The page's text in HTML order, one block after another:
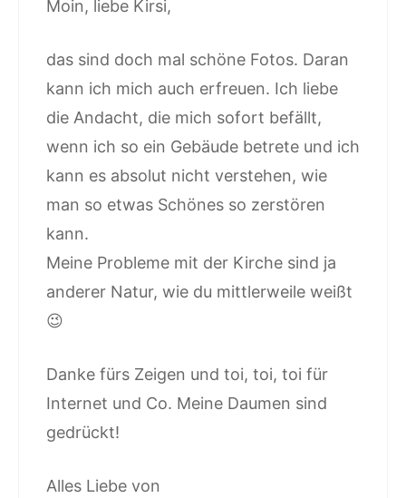
Moin, liebe Kirsi,
das sind doch mal schöne Fotos. Daran
kann ich mich auch erfreuen. Ich liebe
die Andacht, die mich sofort befällt,
wenn ich so ein Gebäude betrete und ich
kann es absolut nicht verstehen, wie
man so etwas Schönes so zerstören
kann.
Meine Probleme mit der Kirche sind ja
anderer Natur, wie du mittlerweile weißt
😉
Danke fürs Zeigen und toi, toi, toi für
Internet und Co. Meine Daumen sind
gedrückt!
Alles Liebe von